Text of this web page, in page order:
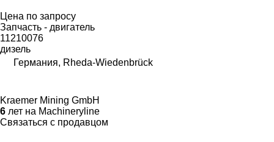
Цена по запросу
Запчасть - двигатель
11210076
дизель
Германия, Rheda-Wiedenbrück
Kraemer Mining GmbH
6 лет на Machineryline
Связаться с продавцом